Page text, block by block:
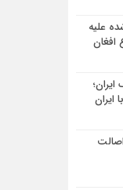
علیه
افغان
ایران